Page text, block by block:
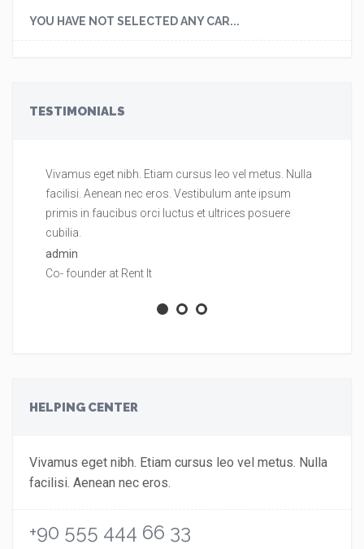
YOU HAVE NOT SELECTED ANY CAR...
TESTIMONIALS
Vivamus eget nibh. Etiam cursus leo vel metus. Nulla
facilisi. Aenean nec eros. Vestibulum ante ipsum
primis in faucibus orci luctus et ultrices posuere
cubilia.
admin
Co- founder at Rent It
HELPING CENTER
Vivamus eget nibh. Etiam cursus leo vel metus. Nulla
facilisi. Aenean nec eros.
+90 555 444 66 33